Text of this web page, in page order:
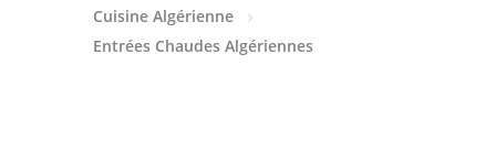
Tajines
Cuisine Algérienne
Entrées Chaudes Algériennes